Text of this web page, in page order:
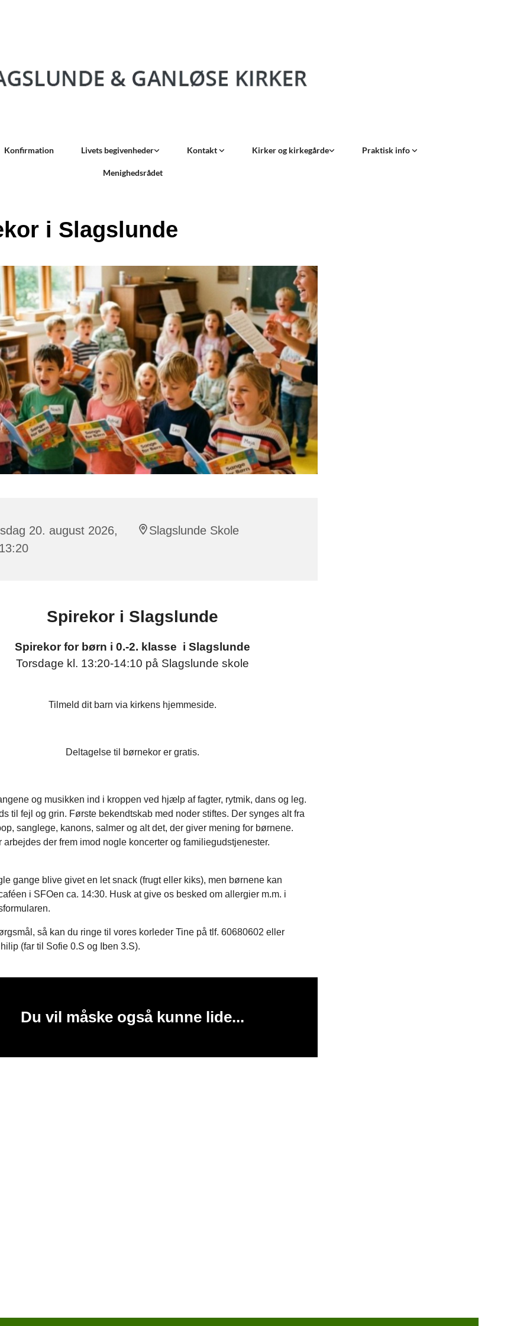
Konfirmation Livets begivenheder Kontakt Kirker og kirkegårde Praktisk info
Menighedsrådet
i Slagslunde
20. august 2026,
Slagslunde Skole
Spirekor i Slagslunde
Spirekor for børn i 0.-2. klasse i Slagslunde
Torsdage kl. 13:20-14:10 på Slagslunde skole
Tilmeld dit barn via kirkens hjemmeside.
Deltagelse til børnekor er gratis.
og musikken ind i kroppen ved hjælp af fagter, rytmik, dans og leg.
til fejl og grin. Første bekendtskab med noder stiftes. Der synges alt fra
sanglege, kanons, salmer og alt det, der giver mening for børnene.
arbejdes der frem imod nogle koncerter og familiegudstjenester.
gange blive givet en let snack (frugt eller kiks), men børnene kan
i SFOen ca. 14:30. Husk at give os besked om allergier m.m. i
så kan du ringe til vores korleder Tine på tlf. 60680602 eller
(far til Sofie 0.S og Iben 3.S).
Du vil måske også kunne lide...